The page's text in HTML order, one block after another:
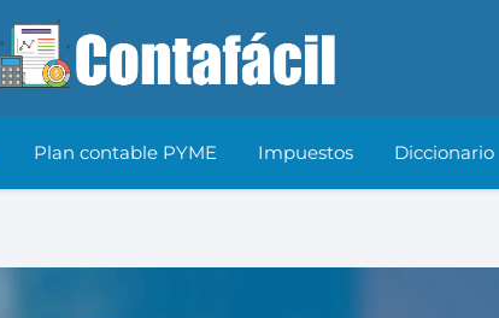
Plan contable PYME Impuestos Diccionario